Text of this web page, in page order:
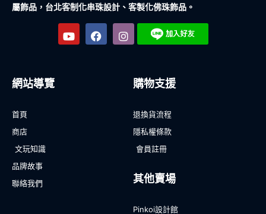
屬飾品，台北客制化串珠設計、客製化佛珠飾品。
網站導覽
首頁
商店
文玩知識
品牌故事
聯絡我們
購物支援
退換貨流程
隱私權條款
會員註冊
其他賣場
Pinkoi設計館